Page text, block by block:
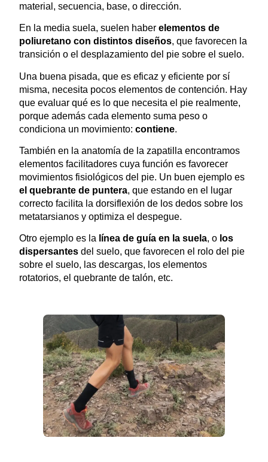
material, secuencia, base, o dirección.
En la media suela, suelen haber elementos de
poliuretano con distintos diseños, que favorecen la
transición o el desplazamiento del pie sobre el suelo.
Una buena pisada, que es eficaz y eficiente por sí
misma, necesita pocos elementos de contención. Hay
que evaluar qué es lo que necesita el pie realmente,
porque además cada elemento suma peso o
condiciona un movimiento: contiene.
También en la anatomía de la zapatilla encontramos
elementos facilitadores cuya función es favorecer
movimientos fisiológicos del pie. Un buen ejemplo es
el quebrante de puntera, que estando en el lugar
correcto facilita la dorsiflexión de los dedos sobre los
metatarsianos y optimiza el despegue.
Otro ejemplo es la línea de guía en la suela, o los
dispersantesdel suelo, que favorecen el rolo del pie
sobre el suelo, las descargas, los elementos
rotatorios, el quebrante de talón, etc.